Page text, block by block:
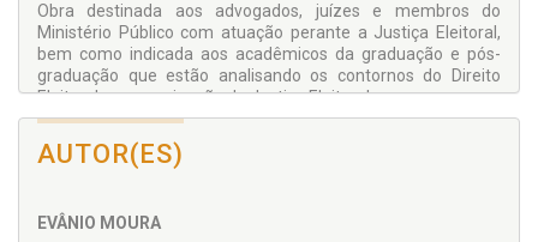
Obra destinada aos advogados, juízes e membros do
Ministério Público com atuação perante a Justiça Eleitoral,
bem como indicada aos acadêmicos da graduação e pós-
graduação que estão analisando os contornos do Direito
Eleitoral e a organização da Justiça Eleitoral.
AUTOR(ES)
EVÂNIO MOURA